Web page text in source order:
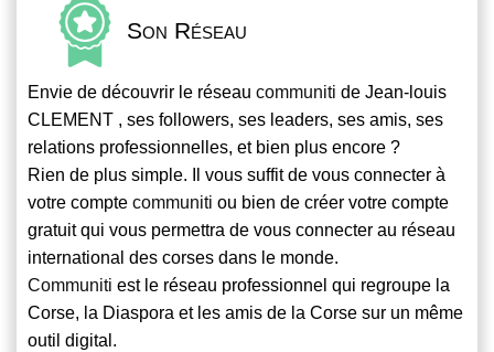
Son Réseau
Envie de découvrir le réseau communiti de Jean-louis
CLEMENT , ses followers, ses leaders, ses amis, ses
relations professionnelles, et bien plus encore ?
Rien de plus simple. Il vous suffit de vous connecter à
votre compte communiti ou bien de créer votre compte
gratuit qui vous permettra de vous connecter au réseau
international des corses dans le monde.
Communiti est le réseau professionnel qui regroupe la
Corse, la Diaspora et les amis de la Corse sur un même
outil digital.